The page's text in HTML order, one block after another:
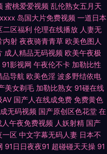
日逼的视频 五月亭av 亚洲国产天
Ts伪娘在线调教 俺去也俺去啦 岛国
AV 国语精品对白 欧美豆花91 91超
夜激情 国产激情一区 国产区123 国
一区 老司机亚洲天堂 另类综合图片
日韩三区四区精品 四虎影库av 午夜
蜜桃爱爱视频 乱伦熟女五月天
岛国大片免费视频 一道日本
二区福利 伦理在线播放 人妻无
内射 夜夜骑青青草 欧美色图人
成人精品无码视频 欧美午夜极
91影视网 午夜伦不卡 加勒比性
品导航 欧美色淫 波多野结依电
美女剃毛 加勒比熟女 91碰在线
AV 国产人在线成免费 免费黄色
无码视频 国产原创区色花堂 在
人午夜免费视频 人妖射精 国产
一区 中文字幕无码人妻 日本不
91日日夜夜91 超碰碰天天操 91